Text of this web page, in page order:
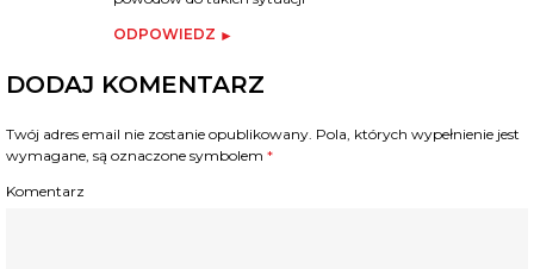
ODPOWIEDZ
DODAJ KOMENTARZ
Twój adres email nie zostanie opublikowany. Pola, których wypełnienie jest
wymagane, są oznaczone symbolem *
Komentarz